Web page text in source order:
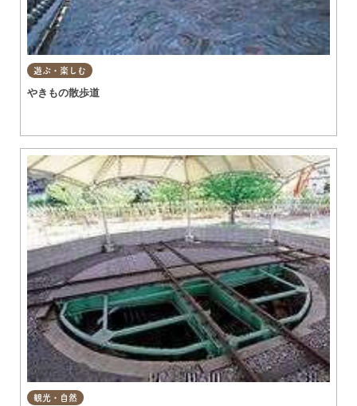
遊ぶ・楽しむ
やきもの散歩道
観光・自然